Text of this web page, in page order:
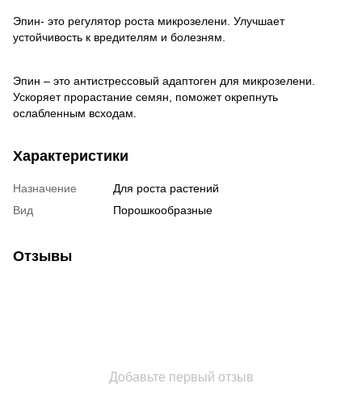
Эпин- это регулятор роста микрозелени. Улучшает
устойчивость к вредителям и болезням.
Эпин – это антистрессовый адаптоген для микрозелени.
Ускоряет прорастание семян, поможет окрепнуть
ослабленным всходам.
Характеристики
Назначение
Для роста растений
Вид
Порошкообразные
Отзывы
Добавьте первый отзыв